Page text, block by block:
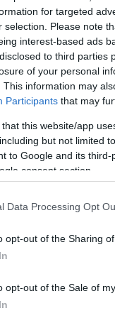
for targeted
selection. Please note
interest-based ads
to third parties
of your personal
This information may
Participants that may
that this website/app
but not limited
to Google and its
consent section.
Data Processing Opt
opt-out of the Sharing
opt-out of the Sale of
Σολωμού και
το
στη φιλία,
από τη νέα
«Άλλος